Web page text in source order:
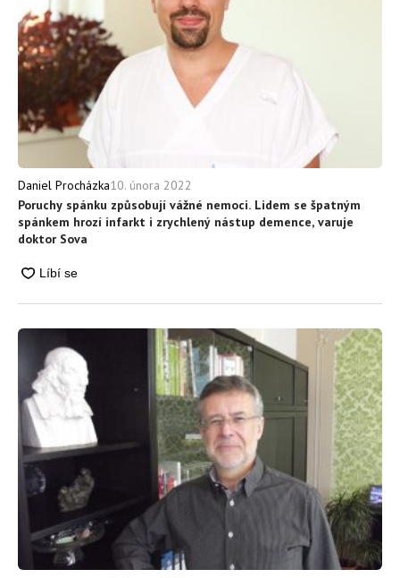
Daniel Procházka10. února 2022
Poruchy spánku způsobují vážné nemoci. Lidem se špatným
spánkem hrozí infarkt i zrychlený nástup demence, varuje
doktor Sova